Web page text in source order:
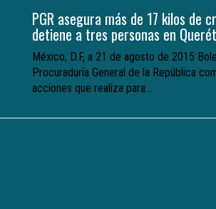
PGR asegura más de 17 kilos de
detiene a tres personas en
México, D.F, a 21 de agosto de 2015
Procuraduría General de la República
acciones que realiza para...